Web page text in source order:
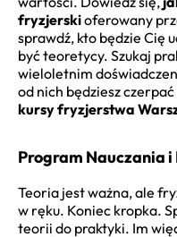
fryzjerskioferowany
sprawdź, kto będzie Cię
być teoretycy. Szukaj
wieloletnim
od nich będziesz
kursy fryzjerstwa
Program Nauczania
Teoria jest ważna, ale
w ręku. Koniec kropka.
teorii do praktyki. Im